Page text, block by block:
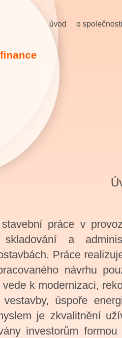
práce v
skladování a
Práce
návrhu
k modernizaci,
vestavby, úspoře
je zkvalitnění
investorům
úvod o společnosti